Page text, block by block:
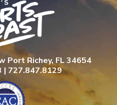
Port Richey, FL 34654
| 727.847.8129